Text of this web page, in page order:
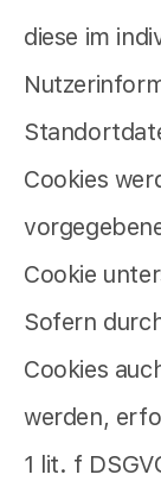
diese im
Cookies
Cookie
Sofern
Cookies
werden,
1 lit. f